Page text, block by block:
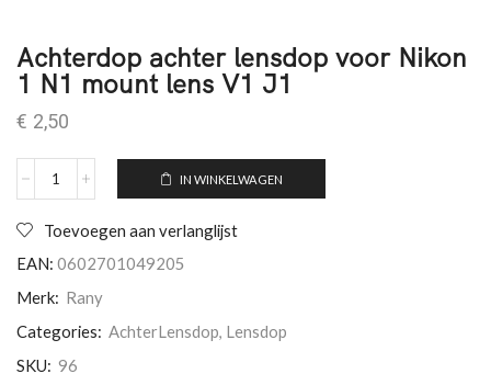
Achterdop achter lensdop voor Nikon
1 N1 mount lens V1 J1
€ 2,50
IN WINKELWAGEN
Toevoegen aan verlanglijst
EAN: 0602701049205
Merk: Rany
Categories: AchterLensdop, Lensdop
SKU: 96